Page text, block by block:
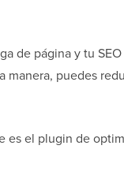
de página y tu
manera, puedes
es el plugin de